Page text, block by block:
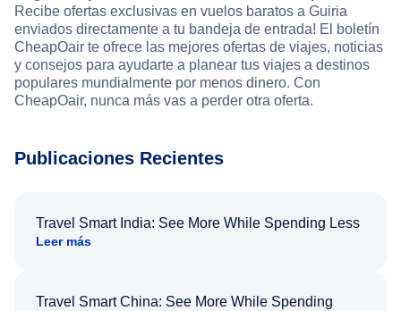
Recibe ofertas exclusivas en vuelos baratos a Guiria
enviados directamente a tu bandeja de entrada! El boletín
CheapOair te ofrece las mejores ofertas de viajes, noticias
y consejos para ayudarte a planear tus viajes a destinos
populares mundialmente por menos dinero. Con
CheapOair, nunca más vas a perder otra oferta.
Publicaciones Recientes
Travel Smart India: See More While Spending Less
Leer más
Travel Smart China: See More While Spending